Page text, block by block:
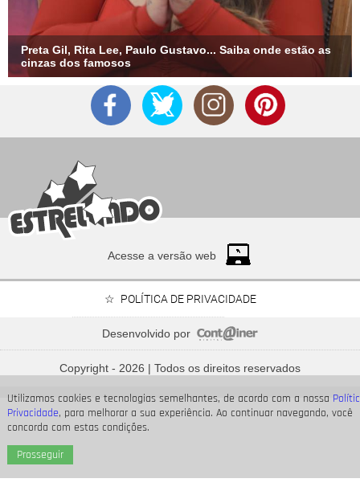
Utilizamos cookies e tecnologias semelhantes, de acordo com a nossa
Privacidade, para melhorar a sua experiência. Ao continuar navegando, você
concorda com estas condições.
Prosseguir
Preta Gil, Rita Lee, Paulo Gustavo... Saiba onde estão as
cinzas dos famosos
Relembre os amores - e affairs - de Shawn Mendes
Acesse a versão web
POLÍTICA DE PRIVACIDADE
Desenvolvido por
Copyright - 2026 | Todos os direitos reservados